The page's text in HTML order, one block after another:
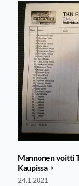
Mannonen voitti
Kaupissa
24.1.2021